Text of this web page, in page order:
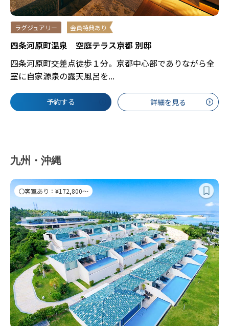
ラグジュアリー 会員特典あり
四条河原町温泉 空庭テラス京都 別邸
四条河原町交差点徒歩１分。京都中心部でありながら全
室に自家源泉の露天風呂を...
予約する 詳細を見る
九州・沖縄
〇客室あり：¥172,800～